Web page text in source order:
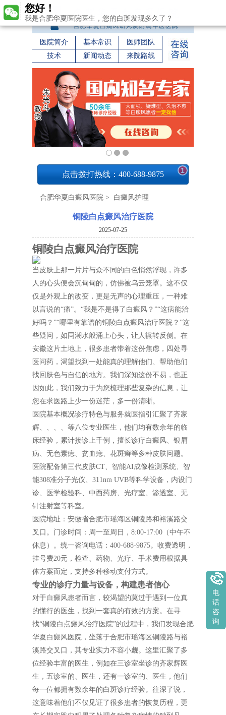
医院简介 基本常识
医师团队
技术
新闻动态 来院路线
点击拨打热线：400-688-9875 1
合肥华夏白癜风医院 > 白癜风护理
铜陵白点癜风治疗医院
2025-07-25
铜陵白点癜风治疗医院
当皮肤上那一片片与众不同的白色悄然浮现，许多
人的心头便会沉甸甸的，仿佛被乌云笼罩。这不仅
仅是外观上的改变，更是无声的心理重压，一种难
以言说的“痛”。“我是不是得了白癜风？”“这病能治
好吗？”“哪里有靠谱的铜陵白点癜风治疗医院？”这
些疑问，如同潮水般涌上心头，让人辗转反侧。在
安徽这片土地上，很多患者带着这份焦虑，四处寻
医问药，渴望找到一处能真的理解他们、帮助他们
找回肤色与自信的地方。我们深知这份不易，也正
因如此，我们致力于为您梳理那些复杂的信息，让
您在求医路上少一份迷茫，多一份清晰。
医院基本概况诊疗特色与服务就医指引汇聚了齐家
辉、、、、等八位专业医生，他们均有数余年的临
床经验，累计接诊上千例，擅长诊疗白癜风、银屑
病、无色素痣、贫血痣、花斑癣等多种皮肤问题。
医院配备第三代皮肤CT、智能AI成像检测系统、智
能308准分子光仪、311nm UVB等科学设备，内设门
诊、医学检验科、中西药房、光疗室、渗透室、无
针注射室等科室。
医院地址：安徽省合肥市瑶海区铜陵路和裕溪路交
叉口。门诊时间：周一至周日，8:00-17:00（中午不
休息）。统一咨询电话：400-688-9875。收费透明，
挂号费20元，检查、药物、光疗、手术费用根据具
体方案而定，支持多种移动支付方式。
专业的诊疗力量与设备，构建患者信心
对于白癜风患者而言，较渴望的莫过于遇到一位真
的懂行的医生，找到一套真的有效的方案。在寻
找“铜陵白点癜风治疗医院”的过程中，我们发现合肥
华夏白癜风医院，坐落于合肥市瑶海区铜陵路与裕
溪路交叉口，其专业实力不容小觑。这里汇聚了多
位经验丰富的医生，例如在三诊室坐诊的齐家辉医
生，五诊室的、医生，还有一诊室的、医生，他们
每一位都拥有数余年的白斑诊疗经验。往深了说，
这意味着他们不仅见证了很多患者的恢复历程，更
您好！
我是合肥华夏医院医生，您的白斑发现多久了？
电
话
咨
询